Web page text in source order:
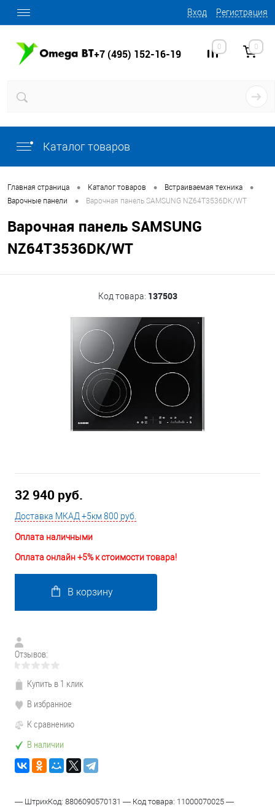
Вход Регистрация
+7 (495) 152-16-19
0 0
Каталог товаров
Главная страница • Каталог товаров • Встраиваемая техника •
Варочные панели • Варочная панель SAMSUNG NZ64T3536DK/WT
Варочная панель SAMSUNG
NZ64T3536DK/WT
Код товара: 137503
32 940 руб.
Доставка МКАД +5км 800 руб.
Оплата наличными
Оплата онлайн +5% к стоимости товара!
В корзину
Отзывов:
Купить в 1 клик
В избранное
К сравнению
В наличии
— ШтрихКод: 8806090570131 — Код товара: 11000070025 —